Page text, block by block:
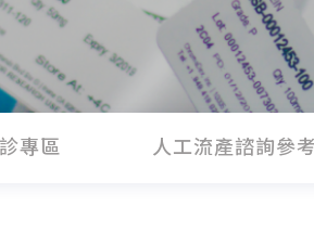
專區 人工流產諮詢參